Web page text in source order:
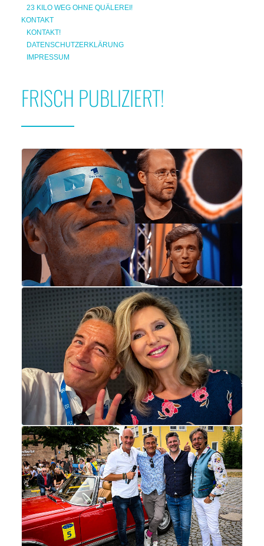
23 KILO WEG OHNE QUÄLEREI!
KONTAKT
KONTAKT!
DATENSCHUTZERKLÄRUNG
IMPRESSUM
FRISCH PUBLIZIERT!